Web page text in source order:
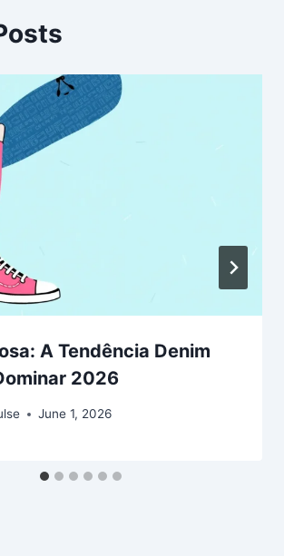
A Tendência Denim
2026
June 1, 2026